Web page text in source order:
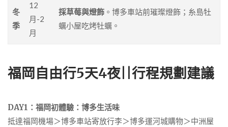
冬
季
12
月-2
月
採草莓與燈飾 。博多車站前璀璨燈飾；糸島牡
蠣小屋吃烤牡蠣。
福岡自由行5天4夜||行程規劃建議
DAY1：福岡初體驗：博多生活味
抵達福岡機場＞博多車站寄放行李＞博多運河城購物＞中洲屋